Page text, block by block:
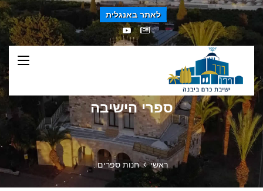
לאתר באנגלית
ספרי הישיבה
ראשי חנות ספרים